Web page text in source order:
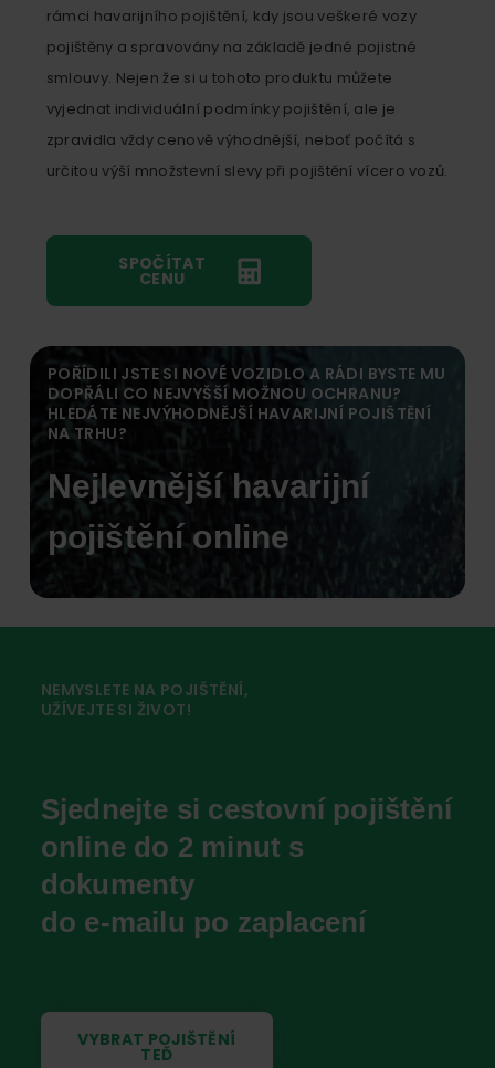
rámci havarijního pojištění, kdy jsou veškeré vozy
pojištěny a spravovány na základě jedné pojistné
smlouvy. Nejen že si u tohoto produktu můžete
vyjednat individuální podmínky pojištění, ale je
zpravidla vždy cenově výhodnější, neboť počítá s
určitou výší množstevní slevy při pojištění vícero vozů.
SPOČÍTAT
CENU
POŘÍDILI JSTE SI NOVÉ VOZIDLO A RÁDI BYSTE MU
DOPŘÁLI CO NEJVYŠŠÍ MOŽNOU OCHRANU?
HLEDÁTE NEJVÝHODNĚJŠÍ HAVARIJNÍ POJIŠTĚNÍ
NA TRHU?
Nejlevnější havarijní
pojištění online
NEMYSLETE NA POJIŠTĚNÍ,
UŽÍVEJTE SI ŽIVOT!
Sjednejte si cestovní pojištění
online do 2 minut s
dokumenty
do e-mailu po zaplacení
VYBRAT POJIŠTĚNÍ
TEĎ